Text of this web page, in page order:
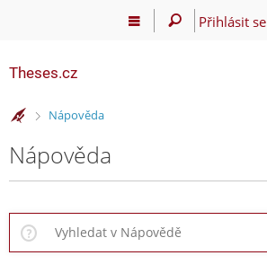
Přihlásit se
Theses.cz
>Nápověda
Nápověda